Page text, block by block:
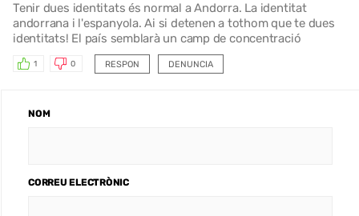
Tenir dues identitats és normal a Andorra. La identitat
andorrana i l'espanyola. Ai si detenen a tothom que te dues
identitats! El país semblarà un camp de concentració
RESPON
1 0 DENUNCIA
NOM
CORREU ELECTRÒNIC